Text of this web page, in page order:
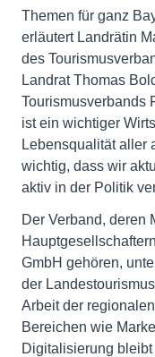
Themen für ganz
erläutert Landrätin
des
Landrat Thomas
Tourismusverbands
ist ein wichtiger
Lebensqualität aller
wichtig, dass wir
aktiv in der Politik
Der Verband, deren
GmbH gehören,
der
Arbeit der
Bereichen wie
Digitalisierung